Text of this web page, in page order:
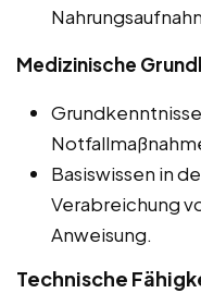
Medizinische
Basiswissen in
Verabreichung
Anweisung.
Technische